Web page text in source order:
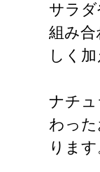
サラ
組み
しく加
ナチ
わった
ります